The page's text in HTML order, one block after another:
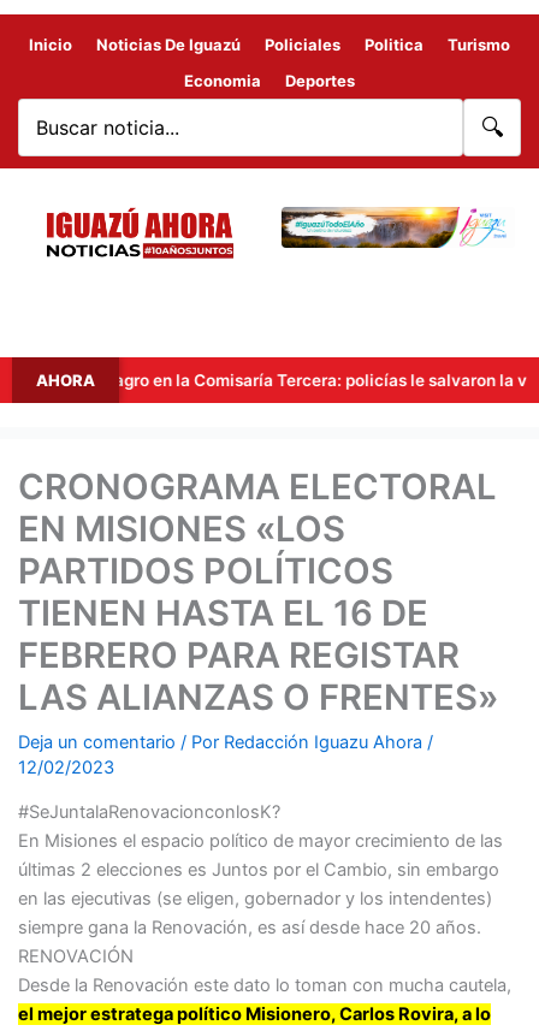
Inicio Noticias De Iguazú Policiales Politica
Turismo
Economia
Deportes
🔍
AHORA
Milagro en la Comisaría Tercera: policías le salvaron la vida a un
CRONOGRAMA ELECTORAL
EN MISIONES «LOS
PARTIDOS POLÍTICOS
TIENEN HASTA EL 16 DE
FEBRERO PARA REGISTAR
LAS ALIANZAS O FRENTES»
Deja un comentario / Por Redacción Iguazu Ahora /
12/02/2023
#SeJuntalaRenovacionconlosK?
En Misiones el espacio político de mayor crecimiento de las
últimas 2 elecciones es Juntos por el Cambio, sin embargo
en las ejecutivas (se eligen, gobernador y los intendentes)
siempre gana la Renovación, es así desde hace 20 años.
RENOVACIÓN
Desde la Renovación este dato lo toman con mucha cautela,
el mejor estratega político Misionero, Carlos Rovira, a lo